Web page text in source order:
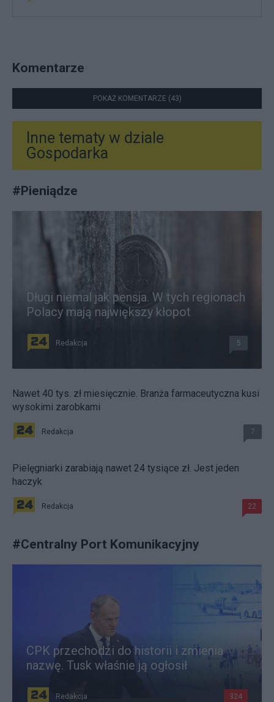
Komentarze
POKAŻ KOMENTARZE (43)
Inne tematy w dziale
Gospodarka
#Pieniądze
Długi niemal jak pensja. W tych regionach
Polacy mają największy kłopot
Redakcja 5
Nawet 40 tys. zł miesięcznie. Branża farmaceutyczna kusi
wysokimi zarobkami
Redakcja 7
Pielęgniarki zarabiają nawet 24 tysiące zł. Jest jeden
haczyk
Redakcja 22
#Centralny Port Komunikacyjny
CPK przechodzi do historii i zmienia
nazwę. Tusk właśnie ją ogłosił
Redakcja 324